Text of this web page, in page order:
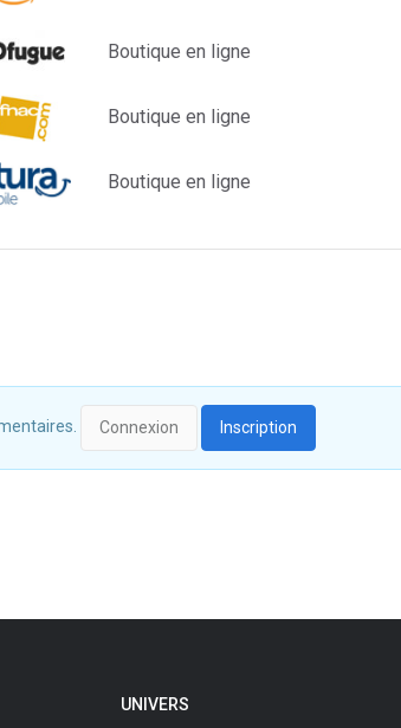
Boutique en ligne
Boutique en ligne
Boutique en ligne
Connexion Inscription
UNIVERS